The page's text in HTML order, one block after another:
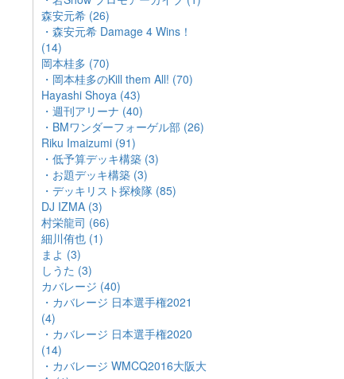
森安元希 (26)
・森安元希 Damage 4 Wins！
(14)
岡本桂多 (70)
・岡本桂多のKill them All! (70)
Hayashi Shoya (43)
・週刊アリーナ (40)
・BMワンダーフォーゲル部 (26)
Riku Imaizumi (91)
・低予算デッキ構築 (3)
・お題デッキ構築 (3)
・デッキリスト探検隊 (85)
DJ IZMA (3)
村栄龍司 (66)
細川侑也 (1)
まよ (3)
しうた (3)
カバレージ (40)
・カバレージ 日本選手権2021
(4)
・カバレージ 日本選手権2020
(14)
・カバレージ WMCQ2016大阪大